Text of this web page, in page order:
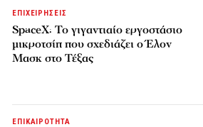
ΕΠΙΧΕΙΡΗΣΕΙΣ
SpaceX: Το γιγαντιαίο εργοστάσιο
μικροτσίπ που σχεδιάζει ο Έλον
Μασκ στο Τέξας
ΕΠΙΚΑΙΡΟΤΗΤΑ